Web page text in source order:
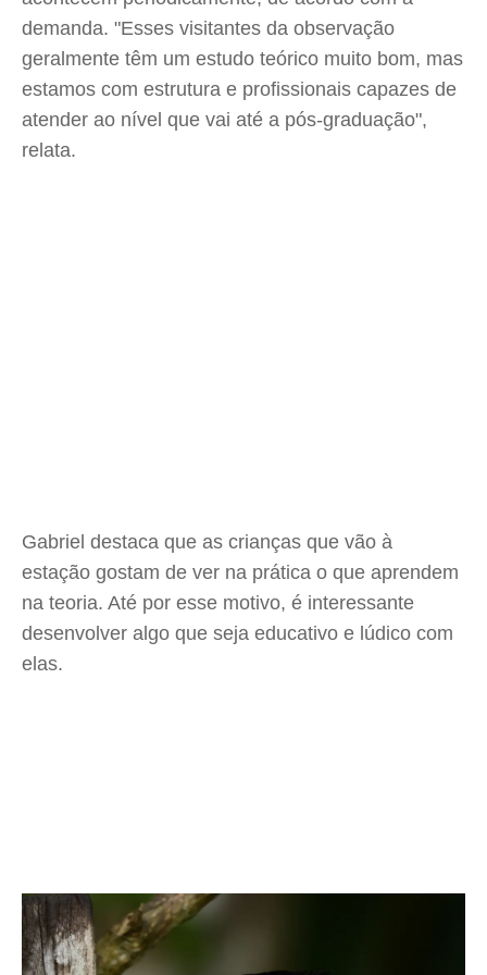
demanda. "Esses visitantes da observação
geralmente têm um estudo teórico muito bom, mas
estamos com estrutura e profissionais capazes de
atender ao nível que vai até a pós-graduação",
relata.
Gabriel destaca que as crianças que vão à
estação gostam de ver na prática o que aprendem
na teoria. Até por esse motivo, é interessante
desenvolver algo que seja educativo e lúdico com
elas.